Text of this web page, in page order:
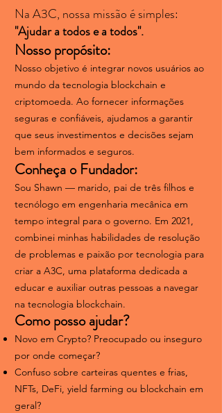
Na A3C, nossa missão é simples:
"Ajudar a todos e a todos".
Nosso propósito:
Nosso objetivo é integrar novos usuários ao
mundo da tecnologia blockchain e
criptomoeda. Ao fornecer informações
seguras e confiáveis, ajudamos a garantir
que seus investimentos e decisões sejam
bem informados e seguros.
Conheça o Fundador:
Sou Shawn — marido, pai de três filhos e
tecnólogo em engenharia mecânica em
tempo integral para o governo. Em 2021,
combinei minhas habilidades de resolução
de problemas e paixão por tecnologia para
criar a A3C, uma plataforma dedicada a
educar e auxiliar outras pessoas a navegar
na tecnologia blockchain.
Como posso ajudar?
Novo em Crypto? Preocupado ou inseguro
por onde começar?
Confuso sobre carteiras quentes e frias,
NFTs, DeFi, yield farming ou blockchain em
geral?